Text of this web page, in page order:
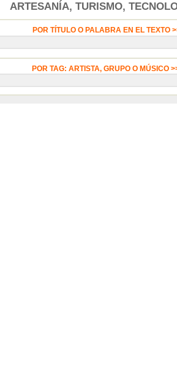
ARTESANÍA, TURISMO,
POR TÍTULO O PALABRA EN EL TEXTO
POR TAG: ARTISTA, GRUPO O MÚSICO